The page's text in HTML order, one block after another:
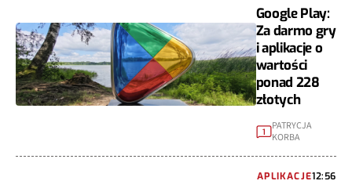
Google Play:
Za darmo gry
i aplikacje o
wartości
ponad 228
złotych
1
PATRYCJA
KORBA
APLIKACJE12:56